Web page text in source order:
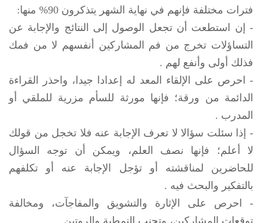
فترات مختلفة فإنهم في نهاية الشهر يتذكرون 90% منها:
- إن استطعت أن تجعل الوصول إلى النتائج والإجابة عن
التساؤلات تخرج من فم المشاركين أنفسهم لا من فمك
فذلك أولى وأنفع لهم .
- احرص على الإلقاء المعد له إعدادا جيدا، واحذر القراءة
الدائمة من ورقة؛ فإنها مورثة للسأم مزرية للملقي أو
المدرب .
- إذا سئلت سؤالا لا تعرف الإجابة عنه فلا تخجل من قولك
لا أعلم؛ فإنها نصف العلم، ويمكن أن توجه السؤال
للحاضرين لمناقشته أو تؤجل الإجابة عنه أو تكلفهم
بالتفكير والبحث فيه .
- احرص على الإثارة والتشويق والمفاجآت، ومخالفة
توقعات المشاركين، وتجنب النمطية والروتين .